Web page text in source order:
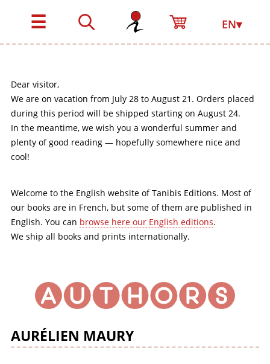
☰ EN▾
Dear visitor,
We are on vacation from July 28 to August 21. Orders placed
during this period will be shipped starting on August 24.
In the meantime, we wish you a wonderful summer and
plenty of good reading — hopefully somewhere nice and
cool!
Welcome to the English website of Tanibis Editions. Most of
our books are in French, but some of them are published in
English. You can browse here our English editions.
We ship all books and prints internationally.
AURÉLIEN MAURY